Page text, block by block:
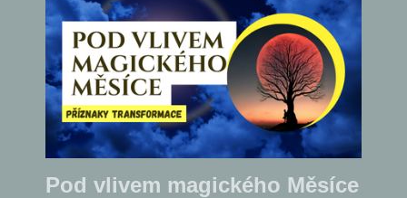
Pod vlivem magického Měsíce